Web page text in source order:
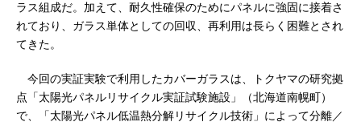
ラス組成だ。加えて、耐久性確保のためにパネルに強固に接着さ
れており、ガラス単体としての回収、再利用は長らく困難とされ
てきた。
今回の実証実験で利用したカバーガラスは、トクヤマの研究拠
点「太陽光パネルリサイクル実証試験施設」（北海道南幌町）
で、「太陽光パネル低温熱分解リサイクル技術」によって分離／